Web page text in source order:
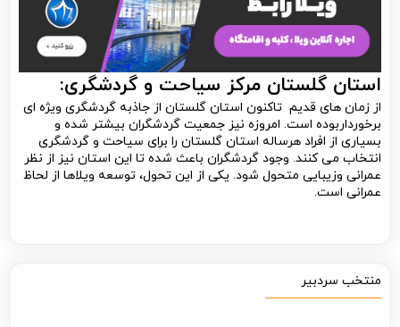
استان گلستان مرکز سیاحت و گردشگری:
از زمان های قدیم تاکنون استان گلستان از جاذبه گردشگری ویژه ای
برخورداربوده است. امروزه نیز جمعیت گردشگران بیشتر شده و
بسیاری از افراد هرساله استان گلستان را برای سیاحت و گردشگری
انتخاب می کنند. وجود گردشگران باعث شده تا این استان نیز از نظر
عمرانی وزیبایی متحول شود. یکی از این تحول، توسعه ویلاها از لحاظ
عمرانی است.
منتخب سردبیر